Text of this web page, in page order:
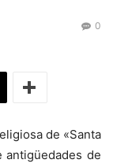
0
de «Santa
de